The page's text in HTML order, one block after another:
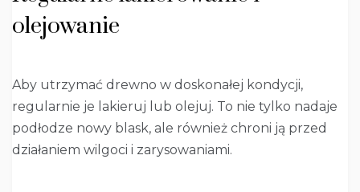
olejowanie
Aby utrzymać drewno w doskonałej kondycji,
regularnie je lakieruj lub olejuj. To nie tylko nadaje
podłodze nowy blask, ale również chroni ją przed
działaniem wilgoci i zarysowaniami.